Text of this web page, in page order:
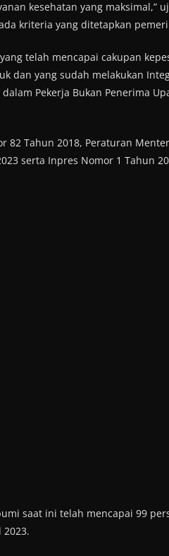
kesehatan yang maksimal,”
kriteria yang ditetapkan
telah mencapai cakupan
dan yang sudah melakukan
Pekerja Bukan Penerima
82 Tahun 2018, Peraturan
serta Inpres Nomor 1 Tahun
saat ini telah mencapai 99